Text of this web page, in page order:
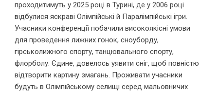
проходитимуть у 2025 році в Турині, де у 2006 році
відбулися яскраві Олімпійські й Паралімпійські ігри.
Учасники конференції побачили високоякісні умови
для проведення лижних гонок, сноуборду,
гірськолижного спорту, танцювального спорту,
флорболу. Єдине, довелось уявити сніг, щоб повністю
відтворити картину змагань. Проживати учасники
будуть в Олімпійському селищі серед мальовничих